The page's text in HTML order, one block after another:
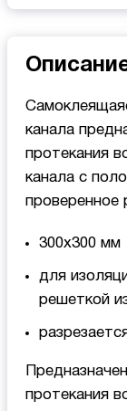
канала
протекания
канала с
проверенное
300x300 мм
для
решеткой
протекания